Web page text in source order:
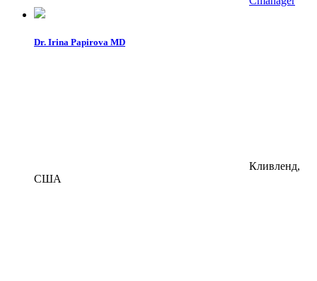
Dr. Irina Papirova MD
Кливленд,
США